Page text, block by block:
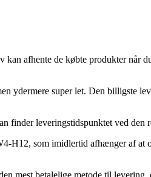
afhente de købte produkter når
ydermere super let. Den billigste
finder leveringstidspunktet ved den
H12, som imidlertid afhænger af at
mest betalelige metode til levering,